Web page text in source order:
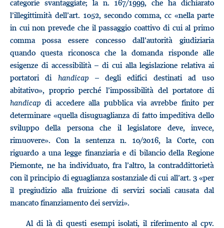
categorie svantaggiate; la n. 167/1999, che ha dichiarato
l’illegittimità dell’art. 1052, secondo comma, cc «nella parte
in cui non prevede che il passaggio coattivo di cui al primo
comma possa essere concesso dall’autorità giudiziaria
quando questa riconosca che la domanda risponde alle
esigenze di accessibilità – di cui alla legislazione relativa ai
portatori di handicap – degli edifici destinati ad uso
abitativo», proprio perché l’impossibilità del portatore di
handicap di accedere alla pubblica via avrebbe finito per
determinare «quella disuguaglianza di fatto impeditiva dello
sviluppo della persona che il legislatore deve, invece,
rimuovere». Con la sentenza n. 10/2016, la Corte, con
riguardo a una legge finanziaria e di bilancio della Regione
Piemonte, ne ha individuato, fra l’altro, la contraddittorietà
con il principio di eguaglianza sostanziale di cui all’art. 3 «per
il pregiudizio alla fruizione di servizi sociali causata dal
mancato finanziamento dei servizi».
Al di là di questi esempi isolati, il riferimento al cpv.